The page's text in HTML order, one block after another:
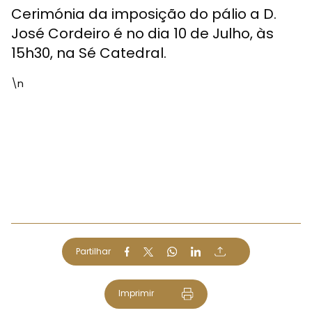
Cerimónia da imposição do pálio a D.
José Cordeiro é no dia 10 de Julho, às
15h30, na Sé Catedral.
\n
Partilhar
Imprimir